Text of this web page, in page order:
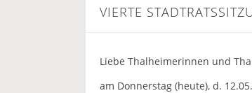
VIERTE
Liebe Thalheimerinnen und
am Donnerstag (heute), d.